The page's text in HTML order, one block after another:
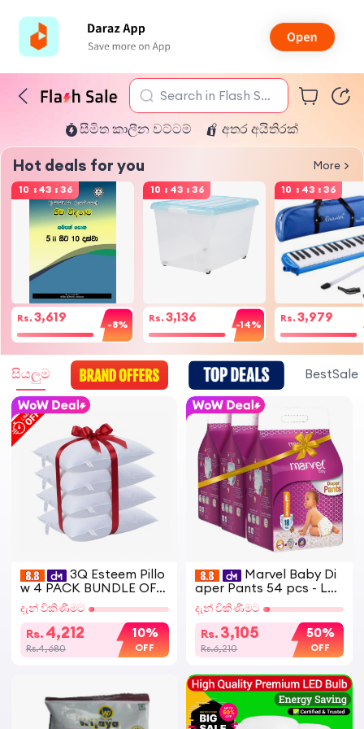
Search in Flash Sal
e
සීමිත කාලීන වට්ටම් අතර අයිතිරක්
Hot deals for you More
10 : 43 : 36
Rs. 3,619
-8%
10 : 43 : 36
Rs. 3,136
-14%
10 : 43 : 36
Rs. 3,979
සියලුම BestSale
3Q Esteem Pillo
w 4 PACK BUNDLE OFF
ER (18" x 27")
දැන් විකිණීමට
Rs. 4,212
Rs.4,680
10%
OFF
Marvel Baby Di
aper Pants 54 pcs - Lar
දැන් විකිණීමට
Rs. 3,105
Rs.6,210
50%
OFF